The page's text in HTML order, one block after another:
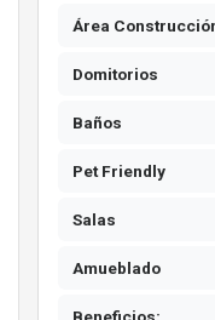
Área
Domitorios
Baños
Pet Friendly
Salas
Amueblado
Beneficios: